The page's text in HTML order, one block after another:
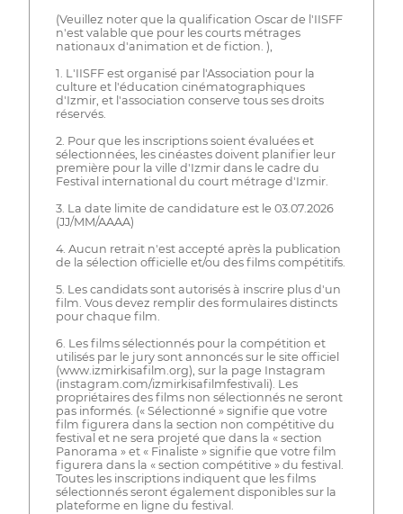
(Veuillez noter que la qualification Oscar de l'IISFF
n'est valable que pour les courts métrages
nationaux d'animation et de fiction. ),
1. L'IISFF est organisé par l'Association pour la
culture et l'éducation cinématographiques
d'Izmir, et l'association conserve tous ses droits
réservés.
2. Pour que les inscriptions soient évaluées et
sélectionnées, les cinéastes doivent planifier leur
première pour la ville d'Izmir dans le cadre du
Festival international du court métrage d'Izmir.
3. La date limite de candidature est le 03.07.2026
(JJ/MM/AAAA)
4. Aucun retrait n'est accepté après la publication
de la sélection officielle et/ou des films compétitifs.
5. Les candidats sont autorisés à inscrire plus d'un
film. Vous devez remplir des formulaires distincts
pour chaque film.
6. Les films sélectionnés pour la compétition et
utilisés par le jury sont annoncés sur le site officiel
(www.izmirkisafilm.org), sur la page Instagram
(instagram.com/izmirkisafilmfestivali). Les
propriétaires des films non sélectionnés ne seront
pas informés. (« Sélectionné » signifie que votre
film figurera dans la section non compétitive du
festival et ne sera projeté que dans la « section
Panorama » et « Finaliste » signifie que votre film
figurera dans la « section compétitive » du festival.
Toutes les inscriptions indiquent que les films
sélectionnés seront également disponibles sur la
plateforme en ligne du festival.